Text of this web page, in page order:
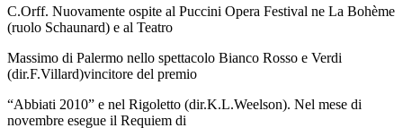
C.Orff. Nuovamente ospite al Puccini Opera Festival ne La Bohème
(ruolo Schaunard) e al Teatro
Massimo di Palermo nello spettacolo Bianco Rosso e Verdi
(dir.F.Villard)vincitore del premio
“Abbiati 2010” e nel Rigoletto (dir.K.L.Weelson). Nel mese di
novembre esegue il Requiem di